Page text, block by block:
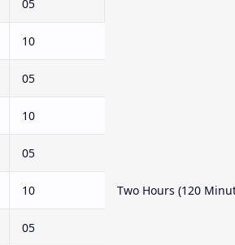
05
Two Hours (120
10
05
10
05
10
05